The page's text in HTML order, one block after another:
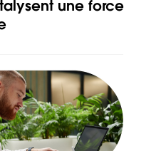
une force